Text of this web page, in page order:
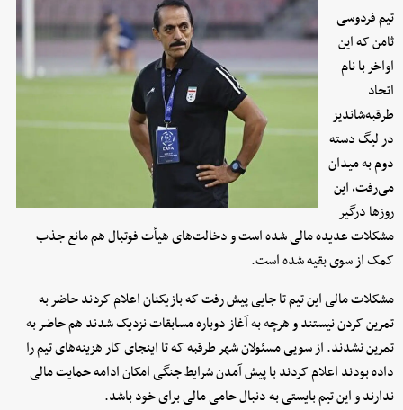
تیم فردوسی
ثامن که این
اواخر با نام
اتحاد
طرقبه‌شاندیز
در لیگ دسته
دوم به میدان
می‌رفت، این
روزها درگیر
مشکلات عدیده مالی شده است و دخالت‌های هیأت فوتبال هم مانع جذب
کمک از سوی بقیه شده است.
مشکلات مالی این تیم تا جایی پیش رفت که بازیکنان اعلام کردند حاضر به
تمرین کردن نیستند و هرچه به آغاز دوباره مسابقات نزدیک شدند هم حاضر به
تمرین نشدند. از سویی مسئولان شهر طرقبه که تا اینجای کار هزینه‌های تیم را
داده بودند اعلام کردند با پیش آمدن شرایط جنگی امکان ادامه حمایت مالی
ندارند و این تیم بایستی به دنبال حامی مالی برای خود باشد.